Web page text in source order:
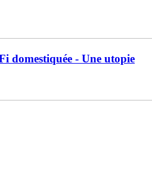
domestiquée - Une utopie